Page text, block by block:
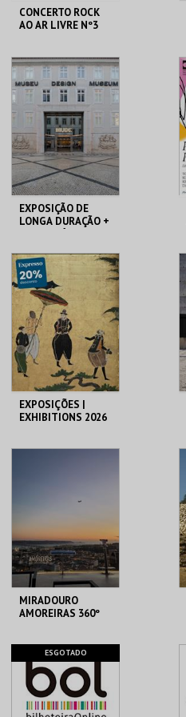
CONCERTO ROCK
AO AR LIVRE Nº3
SANTARÉM
MAIS INFO
COMPRAR
EXPOSIÇÃO DE
LONGA DURAÇÃO +
MUDE
MAIS INFO
COMPRAR
EXPOSIÇÕES |
EXHIBITIONS 2026
MAIS INFO
INSCREVER
MIRADOURO
AMOREIRAS 360º
AMOREIRAS 360º
MAIS INFO
ESGOTADO